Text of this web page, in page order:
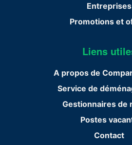
Entreprises
Promotions et
Liens
A propos de
Service de
Gestionnaires de
Postes
Contact